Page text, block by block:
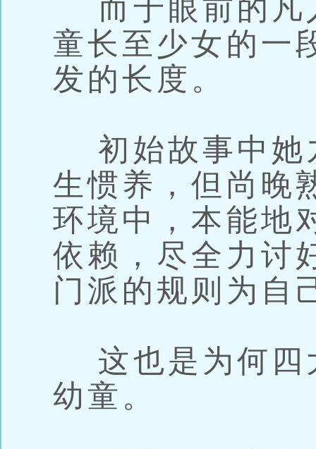
而于眼前的凡
童长至少女的一
发的长度。
初始故事中她
生惯养，但尚晚
环境中，本能地
依赖，尽全力讨
门派的规则为自
这也是为何四
幼童。